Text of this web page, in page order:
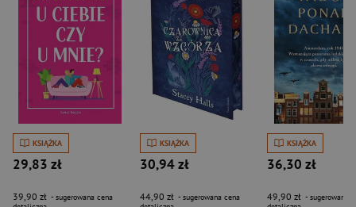
KSIĄŻKA
29,83 zł
39,90 zł - sugerowana cena
KSIĄŻKA
30,94 zł
44,90 zł - sugerowana cena
KSIĄŻKA
36,30 zł
49,90 zł - sugerowana